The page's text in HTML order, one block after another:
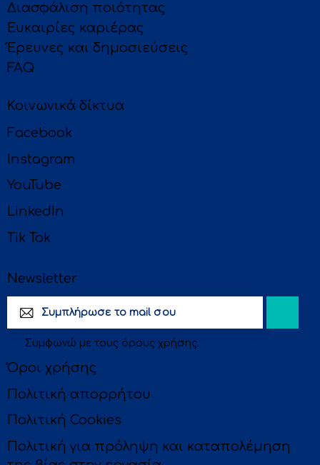
Διασφάλιση ποιότητας
Ευκαιρίες καριέρας
Έρευνες και δημοσιεύσεις
FAQ
Κοινωνικά δίκτυα
Facebook
Instagram
YouTube
LinkedIn
Tik Tok
Newsletter
Συμφωνώ με τους όρους χρήσης.
Όροι χρήσης
Πολιτική απορρήτου
Πολιτική Cookies
Πολιτική για πρόληψη και καταπολέμηση